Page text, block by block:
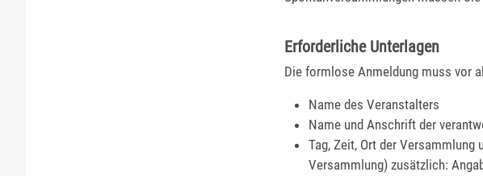
Erforderliche Unterlagen
Die formlose Anmeldung muss vor
Name des Veranstalters
Name und Anschrift der
Tag, Zeit, Ort der
Versammlung) zusätzlich: